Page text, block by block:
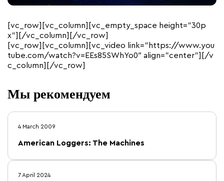
[vc_row][vc_column][vc_empty_space height=”30p
x”][/vc_column][/vc_row]
[vc_row][vc_column][vc_video link=”https://www.you
tube.com/watch?v=EEs85SWhYo0″ align=”center”][/v
c_column][/vc_row]
Мы рекомендуем
4 March 2009
American Loggers: The Machines
7 April 2024